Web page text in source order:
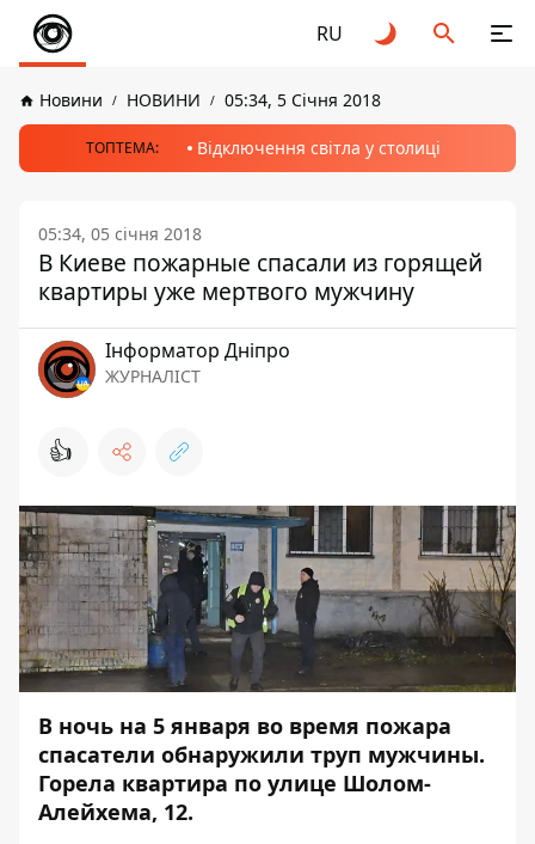
RU
Новини НОВИНИ 05:34, 5 Січня 2018
ТОПТЕМА: Відключення світла у столиці
05:34, 05 січня 2018
В Киеве пожарные спасали из горящей
квартиры уже мертвого мужчину
Інформатор Дніпро
ЖУРНАЛІСТ
👍
В ночь на 5 января во время пожара
спасатели обнаружили труп мужчины.
Горела квартира по улице Шолом-
Алейхема, 12.